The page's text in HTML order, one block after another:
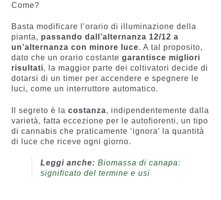
Come?
Basta modificare l’orario di illuminazione della
pianta, passando dall’alternanza 12/12 a
un’alternanza con minore luce. A tal proposito,
dato che un orario costante garantisce migliori
risultati, la maggior parte dei coltivatori decide di
dotarsi di un timer per accendere e spegnere le
luci, come un interruttore automatico.
Il segreto è la costanza, indipendentemente dalla
varietà, fatta eccezione per le autofiorenti, un tipo
di cannabis che praticamente ‘ignora’ la quantità
di luce che riceve ogni giorno.
Leggi anche: Biomassa di canapa:
significato del termine e usi